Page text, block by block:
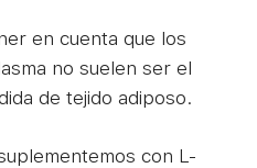
en cuenta que los
no suelen ser el
de tejido adiposo.
con L-